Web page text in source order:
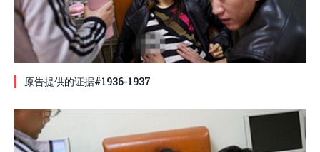
原告提供的证据#1936-1937